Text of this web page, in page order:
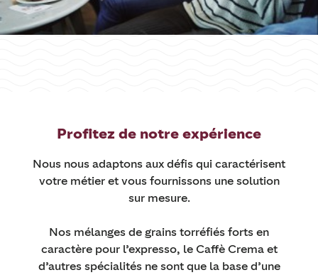
Profitez de notre expérience
Nous nous adaptons aux défis qui caractérisent
votre métier et vous fournissons une solution
sur mesure.
Nos mélanges de grains torréfiés forts en
caractère pour l’expresso, le Caffè Crema et
d’autres spécialités ne sont que la base d’une